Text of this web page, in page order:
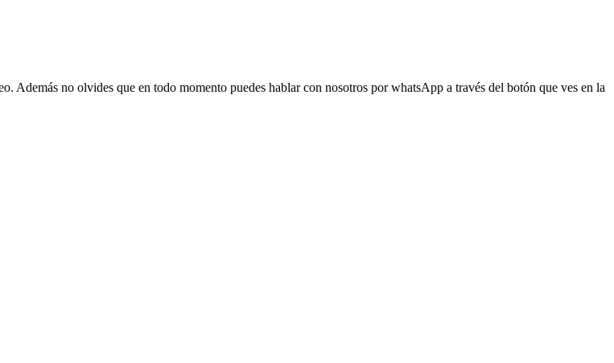
Además no olvides que en todo momento puedes hablar con nosotros por whatsApp a través del botón que ves en la